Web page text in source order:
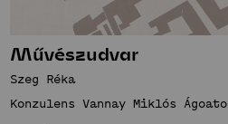
Művészudvar
Szeg Réka
Konzulens Vannay Miklós